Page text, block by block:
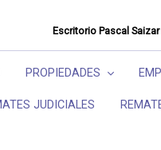
Escritorio Pascal Saizar
PROPIEDADES
JUDICIALES